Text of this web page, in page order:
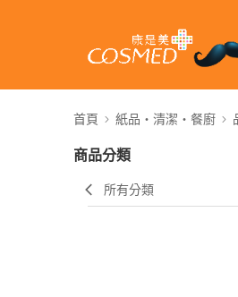
首頁 紙品・清潔・餐廚
商品分類
所有分類